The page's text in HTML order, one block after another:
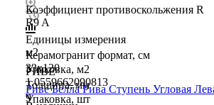
Коэффициент противоскольжения R
R9 A
Единицы измерения
м2
Упаковка, м2
1.0559662090813
Упаковка, шт
Керамогранит формат, см
33х120
Толщина, мм
9
РИВЕ
Риве Белла Рива Ступень Угловая